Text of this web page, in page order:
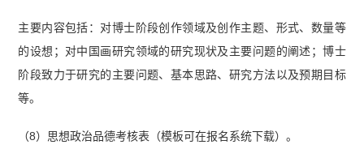
主要内容包括：对博士阶段创作领域及创作主题、形式、数量等
的设想；对中国画研究领域的研究现状及主要问题的阐述；博士
阶段致力于研究的主要问题、基本思路、研究方法以及预期目标
等。
（8）思想政治品德考核表（模板可在报名系统下载）。